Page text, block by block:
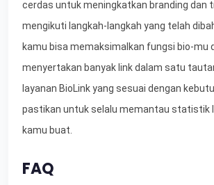
cerdas untuk meningkatkan branding dan
mengikuti langkah-langkah yang telah
kamu bisa memaksimalkan fungsi bio-mu
menyertakan banyak link dalam satu
layanan BioLink yang sesuai dengan
pastikan untuk selalu memantau statistik
kamu buat.
FAQ